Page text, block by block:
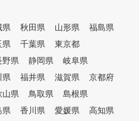
県 秋田県 山形県
福島県
県 千葉県
東京都
野県 静岡県
岐阜県
県 福井県 滋賀県
京都府
山県 鳥取県
島根県
県 香川県 愛媛県
高知県